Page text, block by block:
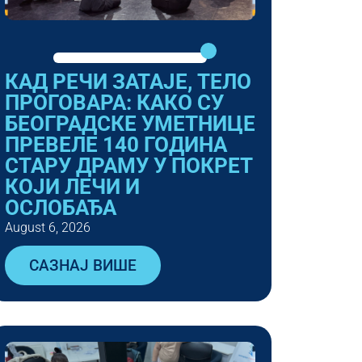
КАД РЕЧИ ЗАТАЈЕ, ТЕЛО
ПРОГОВАРА: КАКО СУ
БЕОГРАДСКЕ УМЕТНИЦЕ
ПРЕВЕЛЕ 140 ГОДИНА
СТАРУ ДРАМУ У ПОКРЕТ
КОЈИ ЛЕЧИ И
ОСЛОБАЂА
August 6, 2026
САЗНАЈ ВИШЕ